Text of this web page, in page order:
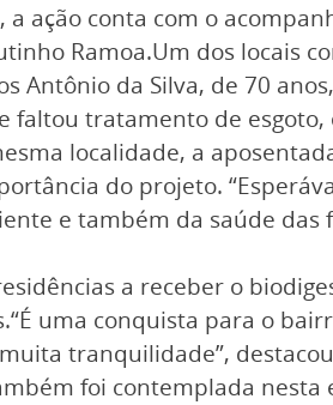
a ação conta com o
Ramoa.Um dos locais
Antônio da Silva, de 70
faltou tratamento de
localidade, a
do projeto.
e também da saúde das
a receber o
uma conquista para o
tranquilidade”,
foi contemplada